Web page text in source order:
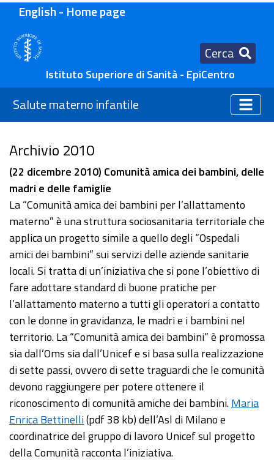
English - Home page
Cerca
Istituto Superiore di Sanità - EpiCentro
Salute materno infantile
Archivio 2010
(22 dicembre 2010) Comunità amica dei bambini, delle
madri e delle famiglie
La “Comunità amica dei bambini per l’allattamento
materno” è una struttura sociosanitaria territoriale che
applica un progetto simile a quello degli “Ospedali
amici dei bambini” sui servizi delle aziende sanitarie
locali. Si tratta di un’iniziativa che si pone l’obiettivo di
fare adottare standard di buone pratiche per
l’allattamento materno a tutti gli operatori a contatto
con le donne in gravidanza, le madri e i bambini nel
territorio. La “Comunità amica dei bambini” è promossa
sia dall’Oms sia dall’Unicef e si basa sulla realizzazione
di sette passi, ovvero di sette traguardi che le comunità
devono raggiungere per potere ottenere il
riconoscimento di comunità amiche dei bambini.Maria
Enrica Bettinelli(pdf 38 kb) dell’Asl di Milano e
coordinatrice del gruppo di lavoro Unicef sul progetto
della Comunità racconta l’iniziativa.